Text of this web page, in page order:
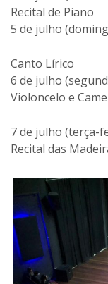
Recital de Piano
5 de julho
Canto Lírico
6 de julho
Violoncelo e
7 de julho (terça-
Recital das